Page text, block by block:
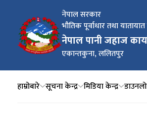
नेपाल सरकार
भौतिक पूर्वाधार तथा
नेपाल पानी जहाज
एकान्तकुना, ललितपुर
हाम्रोबारे सूचना केन्द्र मिडिया केन्द्र